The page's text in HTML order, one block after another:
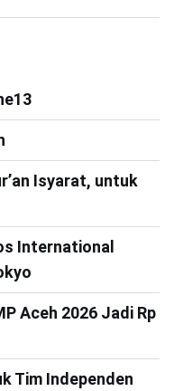
Isyarat, untuk
International
Aceh 2026 Jadi Rp
Tim Independen